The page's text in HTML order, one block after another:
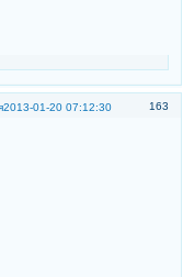
163
2013-01-20 07:12:30